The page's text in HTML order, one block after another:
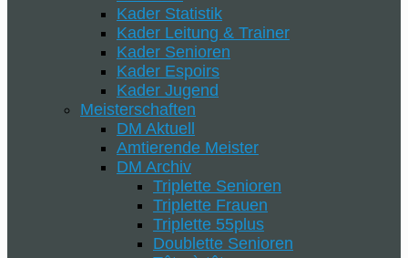
Kader Statistik
Kader Leitung & Trainer
Kader Senioren
Kader Espoirs
Kader Jugend
Meisterschaften
DM Aktuell
Amtierende Meister
DM Archiv
Triplette Senioren
Triplette Frauen
Triplette 55plus
Doublette Senioren